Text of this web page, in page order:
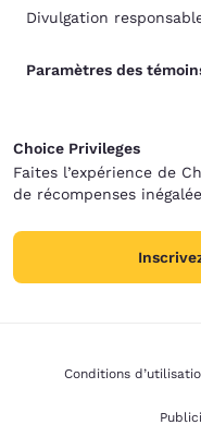
Divulgation
Paramètres des
Choice Privileges
Faites l’expérience de
de récompenses
Conditions